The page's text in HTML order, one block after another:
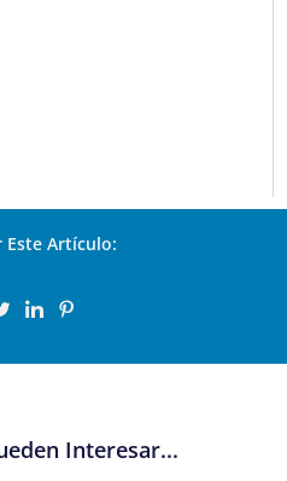
Artículo:
Interesar...